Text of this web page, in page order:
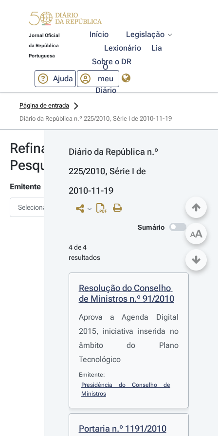
Jornal Oficial
da República
Portuguesa
Início
Legislação
Lexionário
Lia
Sobre o DR
Ajuda
O
meu
Diário
Página de entrada
Diário da República n.º 225/2010, Série I de 2010-11-19
Refinar
Pesquisa
Emitente
Selecionar
Diário da República n.º
225/2010, Série I de
2010-11-19
Sumário
4 de 4
resultados
Resolução do Conselho
de Ministros n.º 91/2010
Aprova a Agenda Digital
2015, iniciativa inserida no
âmbito do Plano
Tecnológico
Emitente:
Presidência do Conselho de
Ministros
Portaria n.º 1191/2010
AA